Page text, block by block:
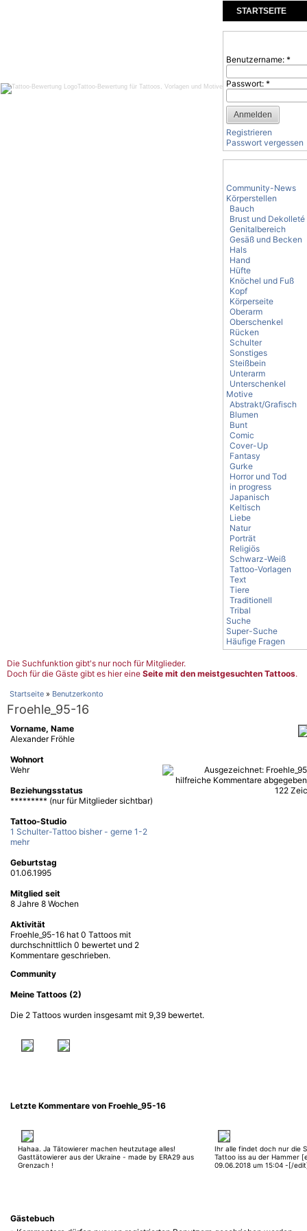
Tattoo-Bewertung für Tattoos, Vorlagen und Motive
STARTSEITE
KOMMENTARE
Benutzername: *
Passwort: *
Registrieren
Passwort vergessen
Community-News
Körperstellen
Bauch
Brust und Dekolleté
Genitalbereich
Gesäß und Becken
Hals
Hand
Hüfte
Knöchel und Fuß
Kopf
Körperseite
Oberarm
Oberschenkel
Rücken
Schulter
Sonstiges
Steißbein
Unterarm
Unterschenkel
Motive
Abstrakt/Grafisch
Blumen
Bunt
Comic
Cover-Up
Fantasy
Gurke
Horror und Tod
in progress
Japanisch
Keltisch
Liebe
Natur
Porträt
Religiös
Schwarz-Weiß
Tattoo-Vorlagen
Text
Tiere
Traditionell
Tribal
Suche
Super-Suche
Häufige Fragen
Die Suchfunktion gibt's nur noch für Mitglieder.
Doch für die Gäste gibt es hier eine Seite mit den meistgesuchten Tattoos.
Startseite » Benutzerkonto
Froehle_95-16
Vorname, Name
Alexander Fröhle
Wohnort
Wehr
Beziehungsstatus
********* (nur für Mitglieder sichtbar)
Tattoo-Studio
1 Schulter-Tattoo bisher - gerne 1-2
mehr
Geburtstag
01.06.1995
Mitglied seit
8 Jahre 8 Wochen
Aktivität
Froehle_95-16 hat 0 Tattoos mit
durchschnittlich 0 bewertet und 2
Kommentare geschrieben.
Community
Meine Tattoos (2)
Die 2 Tattoos wurden insgesamt mit 9,39 bewertet.
Letzte Kommentare von Froehle_95-16
Hahaa. Ja Tätowierer machen heutzutage alles!
Gasttätowierer aus der Ukraine - made by ERA29 aus
Grenzach !
Ihr alle findet doch nur die
Tattoo iss au der Hammer
09.06.2018 um 15:04 -[/
Gästebuch